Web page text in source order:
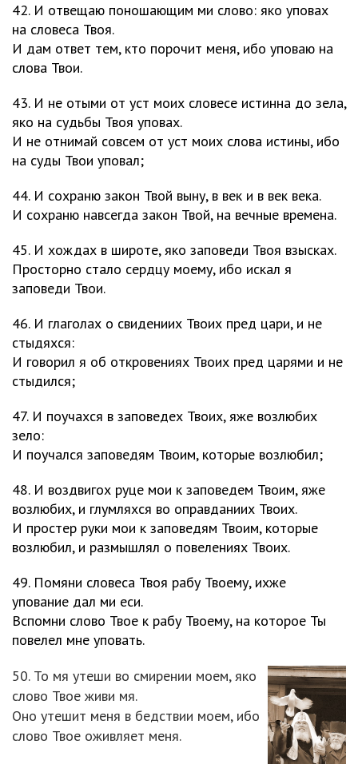
42. И отвещаю поношающим ми слово: яко уповах
на словеса Твоя.
И дам ответ тем, кто порочит меня, ибо уповаю на
слова Твои.
43. И не отыми от уст моих словесе истинна до зела,
яко на судьбы Твоя уповах.
И не отнимай совсем от уст моих слова истины, ибо
на суды Твои уповал;
44. И сохраню закон Твой выну, в век и в век века.
И сохраню навсегда закон Твой, на вечные времена.
45. И хождах в широте, яко заповеди Твоя взысках.
Просторно стало сердцу моему, ибо искал я
заповеди Твои.
46. И глаголах о свидениих Твоих пред цари, и не
стыдяхся:
И говорил я об откровениях Твоих пред царями и не
стыдился;
47. И поучахся в заповедех Твоих, яже возлюбих
зело:
И поучался заповедям Твоим, которые возлюбил;
48. И воздвигох руце мои к заповедем Твоим, яже
возлюбих, и глумляхся во оправданиих Твоих.
И простер руки мои к заповедям Твоим, которые
возлюбил, и размышлял о повелениях Твоих.
49. Помяни словеса Твоя рабу Твоему, ихже
упование дал ми еси.
Вспомни слово Твое к рабу Твоему, на которое Ты
повелел мне уповать.
50. То мя утеши во смирении моем, яко
слово Твое живи мя.
Оно утешит меня в бедствии моем, ибо
слово Твое оживляет меня.